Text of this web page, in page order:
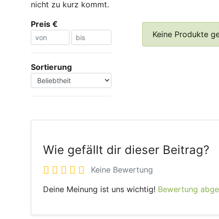
nicht zu kurz kommt.
Preis €
Sortierung
Keine Produkte
Wie gefällt dir dieser Beitrag?
Keine Bewertung
Deine Meinung ist uns wichtig! Bewertung